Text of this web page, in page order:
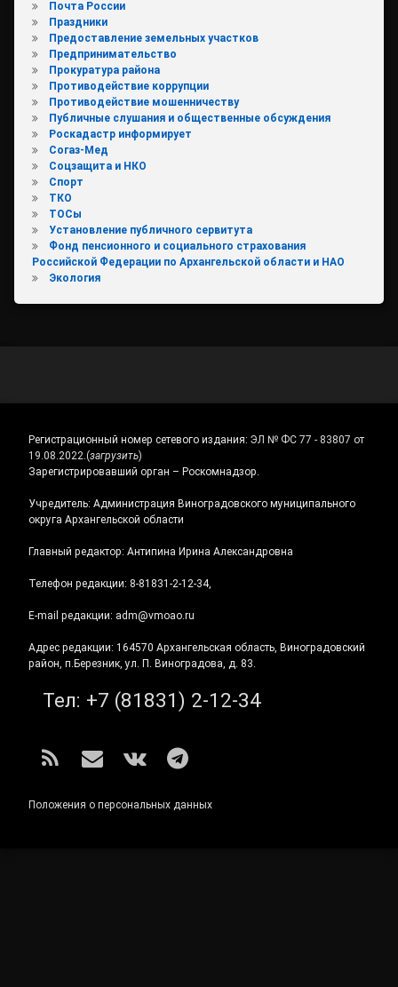
Почта России
Праздники
Предоставление земельных участков
Предпринимательство
Прокуратура района
Противодействие коррупции
Противодействие мошенничеству
Публичные слушания и общественные обсуждения
Роскадастр информирует
Согаз-Мед
Соцзащита и НКО
Спорт
ТКО
ТОСы
Установление публичного сервитута
Фонд пенсионного и социального страхования
Российской Федерации по Архангельской области и НАО
Экология
Регистрационный номер сетевого издания: ЭЛ № ФС 77 - 83807 от
19.08.2022.(загрузить)
Зарегистрировавший орган – Роскомнадзор.
Учредитель: Администрация Виноградовского муниципального
округа Архангельской области
Главный редактор: Антипина Ирина Александровна
Телефон редакции: 8-81831-2-12-34,
E-mail редакции: adm@vmoao.ru
Адрес редакции: 164570 Архангельская область, Виноградовский
район, п.Березник, ул. П. Виноградова, д. 83.
Тел: +7 (81831) 2-12-34
RSS E-mailВКонтакте
Telegram
Положения о персональных данных